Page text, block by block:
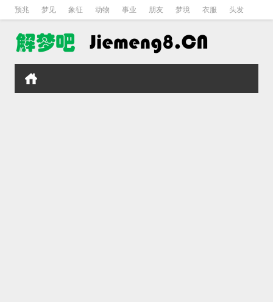
预兆 梦见 象征 动物 事业 朋友 梦境 衣服 头发